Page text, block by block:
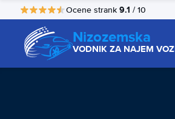
Ocene strank 9.1 / 10
Nizozemska
VODNIK ZA NAJEM